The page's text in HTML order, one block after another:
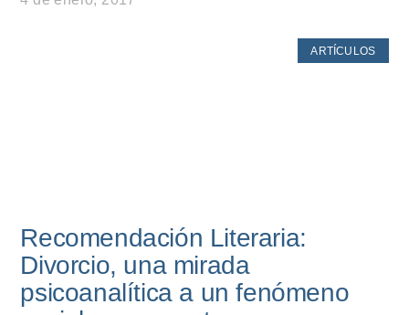
ARTÍCULOS
Recomendación Literaria:
Divorcio, una mirada
psicoanalítica a un fenómeno